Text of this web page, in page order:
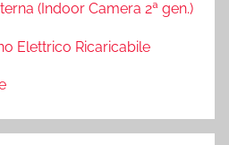
(Indoor Camera 2ª gen.)
Elettrico Ricaricabile